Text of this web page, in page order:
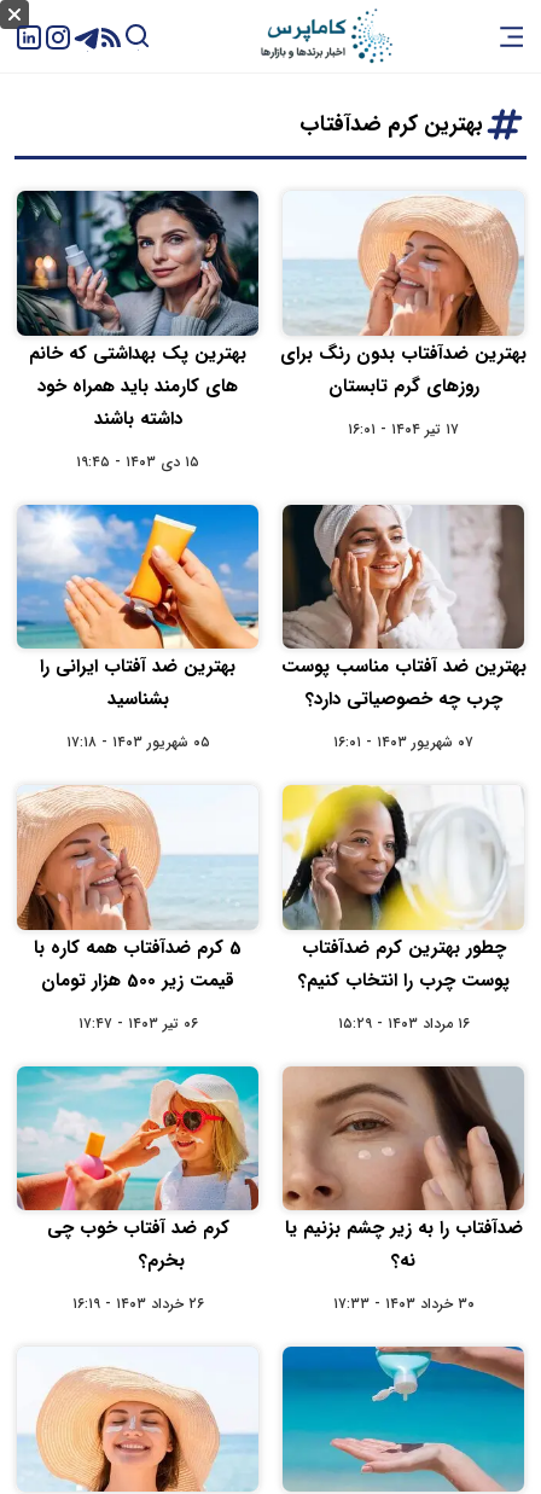
بهترین کرم ضدآفتاب
بهترین ضدآفتاب بدون رنگ برای
روزهای گرم تابستان
۱۷ تیر ۱۴۰۴ - ۱۶:۰۱
بهترین پک بهداشتی که خانم
های کارمند باید همراه خود
داشته باشند
۱۵ دی ۱۴۰۳ - ۱۹:۴۵
بهترین ضد آفتاب مناسب پوست
چرب چه خصوصیاتی دارد؟
۰۷ شهریور ۱۴۰۳ - ۱۶:۰۱
بهترین ضد آفتاب ایرانی را
بشناسید
۰۵ شهریور ۱۴۰۳ - ۱۷:۱۸
چطور بهترین کرم ضدآفتاب
پوست چرب را انتخاب کنیم؟
۱۶ مرداد ۱۴۰۳ - ۱۵:۲۹
5 کرم ضدآفتاب همه کاره با
قیمت زیر 500 هزار تومان
۰۶ تیر ۱۴۰۳ - ۱۷:۴۷
ضدآفتاب را به زیر چشم بزنیم یا
نه؟
۳۰ خرداد ۱۴۰۳ - ۱۷:۳۳
کرم ضد آفتاب خوب چی
بخرم؟
۲۶ خرداد ۱۴۰۳ - ۱۶:۱۹